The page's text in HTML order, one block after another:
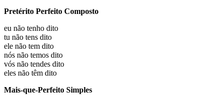
Pretérito Perfeito Composto
eu não tenho dito
tu não tens dito
ele não tem dito
nós não temos dito
vós não tendes dito
eles não têm dito
Mais-que-Perfeito Simples